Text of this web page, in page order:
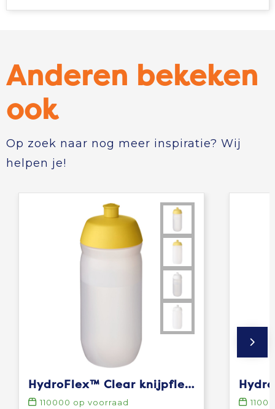
Anderen bekeken
ook
Op zoek naar nog meer inspiratie? Wij
helpen je!
HydroFlex™ Clear knijpfles van 500 ml
110000 op voorraad